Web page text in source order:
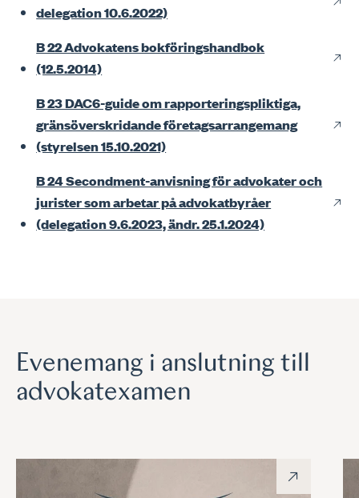
delegation 10.6.2022)
B 22 Advokatens bokföringshandbok
(12.5.2014)
B 23 DAC6-guide om rapporteringspliktiga,
gränsöverskridande företagsarrangemang
(styrelsen 15.10.2021)
B 24 Secondment-anvisning för advokater och
jurister som arbetar på advokatbyråer
(delegation 9.6.2023, ändr. 25.1.2024)
Evenemang i anslutning till
advokatexamen